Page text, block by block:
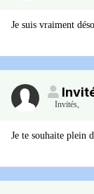
Je suis vraiment
Invités,
Je te souhaite plein